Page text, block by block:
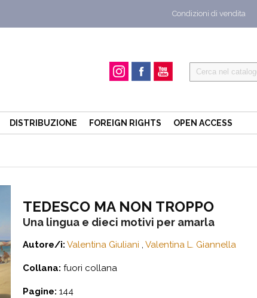
Condizioni di vendita
DISTRIBUZIONE FOREIGN RIGHTS OPEN ACCESS
TEDESCO MA NON TROPPO
Una lingua e dieci motivi per amarla
Autore/i: Valentina Giuliani , Valentina L. Giannella
Collana: fuori collana
Pagine: 144